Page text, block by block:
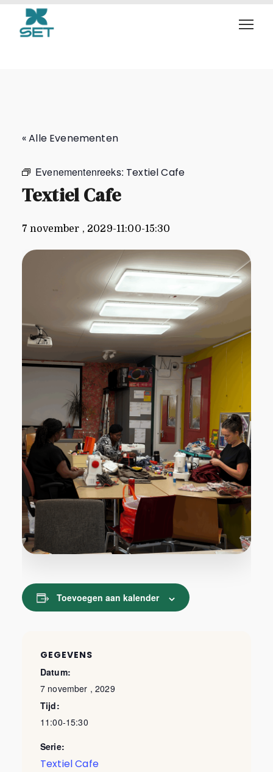
Textiel Cafe
« Alle Evenementen
Evenementenreeks: Textiel Cafe
Textiel Cafe
7 november , 2029-11:00-15:30
Toevoegen aan kalender
GEGEVENS
Datum:
7 november , 2029
Tijd:
11:00-15:30
Serie:
Textiel Cafe